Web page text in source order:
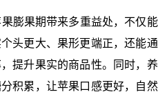
膨果期带来多重益处，不仅能
头更大、果形更端正，还能通
提升果实的商品性。同时，养
积累，让苹果口感更好，自然